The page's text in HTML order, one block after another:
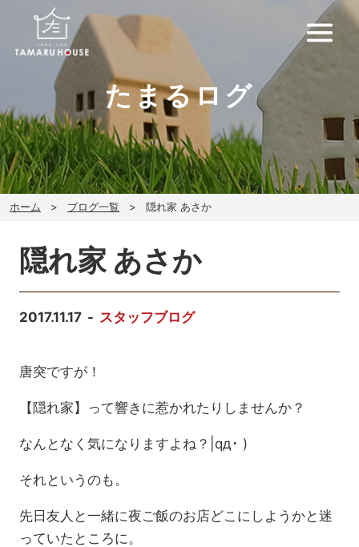
たまるログ
ホーム ブログ一覧 隠れ家 あさか
隠れ家 あさか
2017.11.17 スタッフブログ
唐突ですが！
【隠れ家】って響きに惹かれたりしませんか？
なんとなく気になりますよね？|qд･ )
それというのも。
先日友人と一緒に夜ご飯のお店どこにしようかと迷
っていたところに。